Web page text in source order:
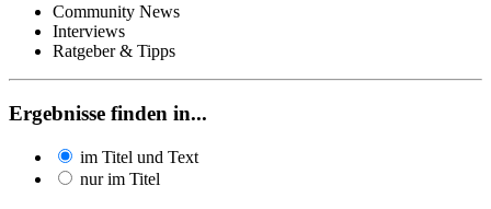
Community News
Interviews
Ratgeber & Tipps
Ergebnisse finden in...
im Titel und Text
nur im Titel